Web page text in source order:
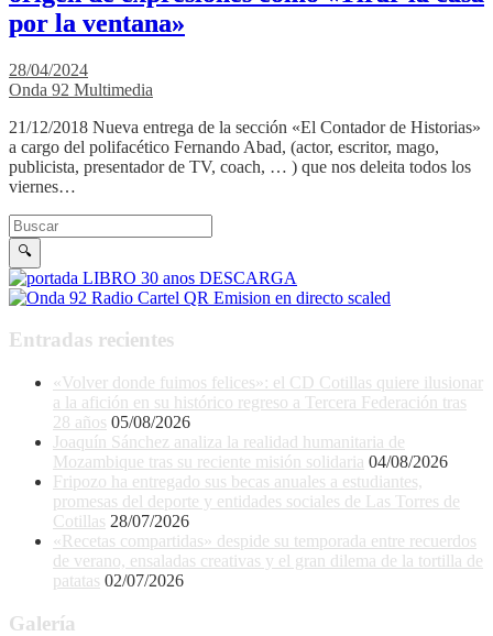
por la ventana»
28/04/2024
Onda 92 Multimedia
21/12/2018 Nueva entrega de la sección «El Contador de Historias»
a cargo del polifacético Fernando Abad, (actor, escritor, mago,
publicista, presentador de TV, coach, … ) que nos deleita todos los
viernes…
Buscar en la web
Buscar
🔍
Entradas recientes
«Volver donde fuimos felices»: el CD Cotillas quiere ilusionar
a la afición en su histórico regreso a Tercera Federación tras
28 años 05/08/2026
Joaquín Sánchez analiza la realidad humanitaria de
Mozambique tras su reciente misión solidaria 04/08/2026
Fripozo ha entregado sus becas anuales a estudiantes,
promesas del deporte y entidades sociales de Las Torres de
Cotillas 28/07/2026
«Recetas compartidas» despide su temporada entre recuerdos
de verano, ensaladas creativas y el gran dilema de la tortilla de
patatas 02/07/2026
Galería